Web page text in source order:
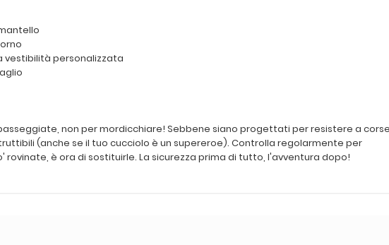
vestibilità personalizzata
non per mordicchiare! Sebbene siano progettati per resistere a corse,
(anche se il tuo cucciolo è un supereroe). Controlla regolarmente per
rovinate, è ora di sostituirle. La sicurezza prima di tutto, l'avventura dopo!